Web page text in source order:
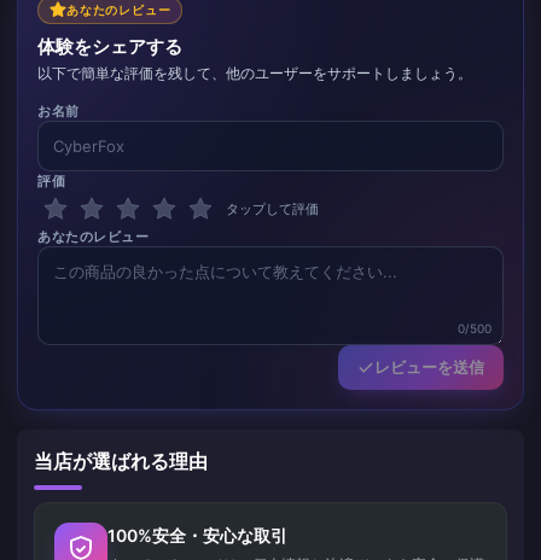
あなたのレビュー
体験をシェアする
以下で簡単な評価を残して、他のユーザーをサポートしましょう。
お名前
評価
タップして評価
あなたのレビュー
0/500
レビューを送信
当店が選ばれる理由
100%安全・安心な取引